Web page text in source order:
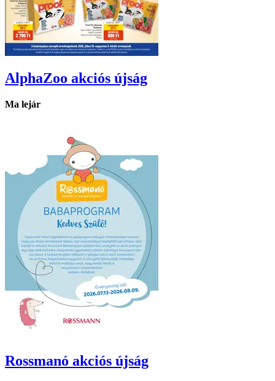
AlphaZoo akciós újság
Ma lejár
Rossmanó akciós újság